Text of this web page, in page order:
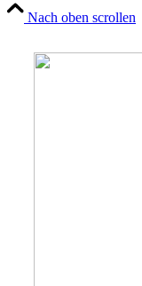
Nach oben scrollen